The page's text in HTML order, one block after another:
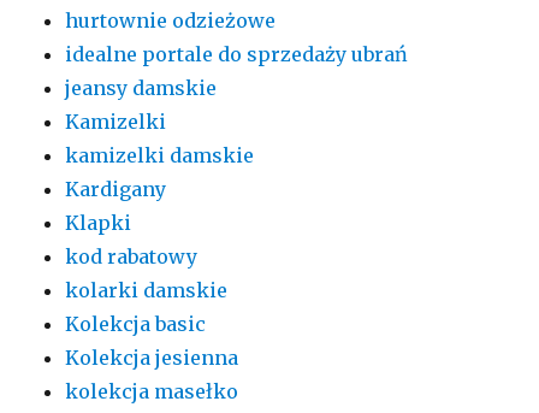
hurtownie odzieżowe
idealne portale do sprzedaży ubrań
jeansy damskie
Kamizelki
kamizelki damskie
Kardigany
Klapki
kod rabatowy
kolarki damskie
Kolekcja basic
Kolekcja jesienna
kolekcja masełko